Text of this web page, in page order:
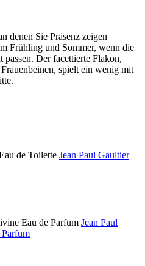
denen Sie Präsenz zeigen
Frühling und Sommer, wenn die
Der facettierte Flakon,
spielt ein wenig mit
Jean Paul Gaultier
Jean Paul